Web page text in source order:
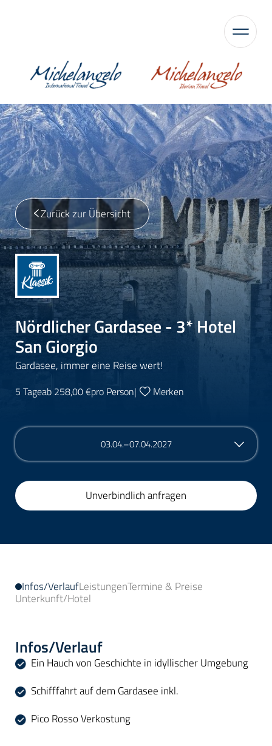
Zurück zur Übersicht
Nördlicher Gardasee - 3* Hotel
San Giorgio
Gardasee, immer eine Reise wert!
5 Tageab 258,00 €pro Person| Merken
03.04.–07.04.2027
Unverbindlich anfragen
Infos/VerlaufLeistungenTermine & Preise
Unterkunft/Hotel
Infos/Verlauf
Ein Hauch von Geschichte in idyllischer Umgebung
Schifffahrt auf dem Gardasee inkl.
Pico Rosso Verkostung